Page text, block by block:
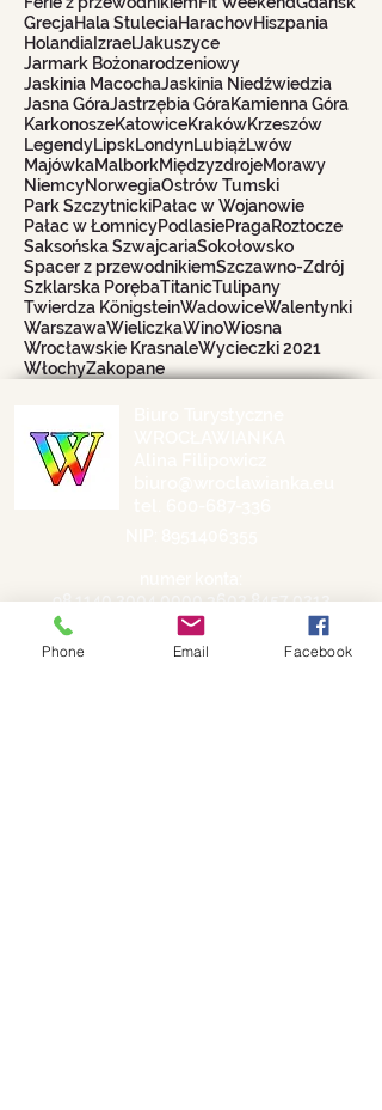
GrecjaHala StuleciaHarachovHiszpania
HolandiaIzraelJakuszyce
Jarmark Bożonarodzeniowy
Jaskinia MacochaJaskinia Niedźwiedzia
Jasna GóraJastrzębia GóraKamienna Góra
KarkonoszeKatowiceKrakówKrzeszów
LegendyLipskLondynLubiążLwów
MajówkaMalborkMiędzyzdrojeMorawy
NiemcyNorwegiaOstrów Tumski
Park SzczytnickiPałac w Wojanowie
Pałac w ŁomnicyPodlasiePragaRoztocze
Saksońska SzwajcariaSokołowsko
Spacer z przewodnikiemSzczawno-Zdrój
Szklarska PorębaTitanicTulipany
Twierdza KönigsteinWadowiceWalentynki
WarszawaWieliczkaWinoWiosna
Wrocławskie KrasnaleWycieczki 2021
WłochyZakopane
98 1140 2004 00003602 8457 0212
2018-2026
by Wrocławianka
Phone Email Facebook